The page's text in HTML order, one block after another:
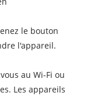
le bouton
l'appareil.
au Wi-Fi ou
Les appareils